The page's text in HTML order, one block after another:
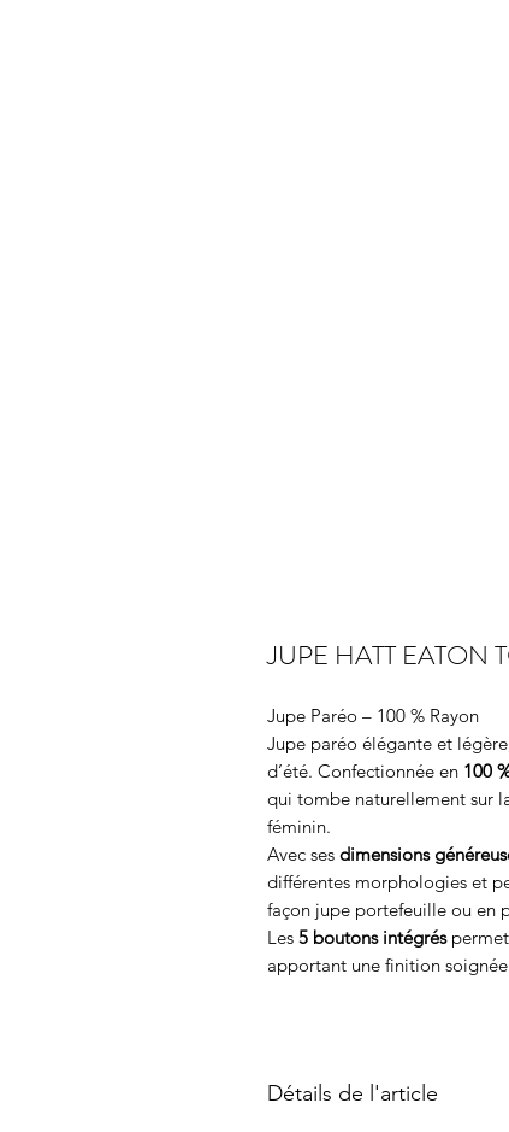
JUPE HATT EATON
Jupe Paréo – 100 % Rayon
Jupe paréo élégante et
d’été. Confectionnée en 100
qui tombe naturellement sur
féminin.
Avec ses dimensions
différentes morphologies et
façon jupe portefeuille ou en
Les 5 boutons intégrés
apportant une finition
Détails de l'article